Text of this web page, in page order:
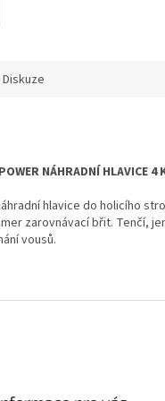
Diskuze
NÁHRADNÍ HLAVICE 4
hlavice do holicího
zarovnávací břit. Tenčí,
vousů.